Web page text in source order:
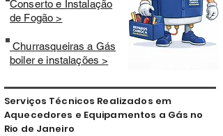
Conserto e Instalação
de Fogão >
Churrasqueiras a Gás
boiler e instalações >
Serviços Técnicos Realizados em
Aquecedores e Equipamentos a Gás no
Rio de Janeiro